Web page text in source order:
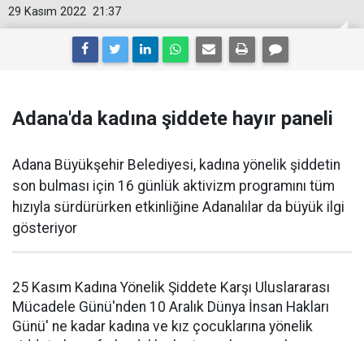
21:37
29 Kasım 2022
Adana'da kadına şiddete hayır paneli
Adana Büyükşehir Belediyesi, kadına yönelik şiddetin
son bulması için 16 günlük aktivizm programını tüm
hızıyla sürdürürken etkinliğine Adanalılar da büyük ilgi
gösteriyor
25 Kasım Kadına Yönelik Şiddete Karşı Uluslararası
Mücadele Günü'nden 10 Aralık Dünya İnsan Hakları
Günü' ne kadar kadına ve kız çocuklarına yönelik